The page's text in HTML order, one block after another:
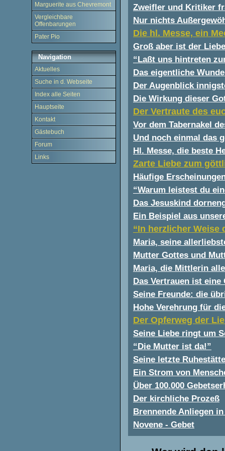
Marguerite aus Chevremont
Vergleichbare
Offenbarungen
Pater Pio
Navigation
Aktuelles
Suche in d. Webseite
Index alle Seiten
Hauptseite
Kontakt
Gästebuch
Forum
Links
Zweifler und Kritiker
Nur nichts
Die hl. Messe, ein
Groß aber ist der
“Laßt uns hintreten
Das eigentliche
Der Augenblick
Die Wirkung dieser
Der Vertraute des
Vor dem Tabernakel
Und noch einmal das
Hl. Messe, die beste
Zarte Liebe zum
Häufige
“Warum leistest du
Das Jesuskind
Ein Beispiel aus
“In herzlicher Weise
Maria, seine
Mutter Gottes und
Maria, die Mittlerin
Das Vertrauen ist eine
Seine Freunde: die
Hohe Verehrung für
Der Opferweg der
Seine Liebe ringt um
“Die Mutter ist da!”
Seine letzte
Ein Strom von
Über 100.000
Der kirchliche Prozeß
Brennende Anliegen
Novene - Gebet